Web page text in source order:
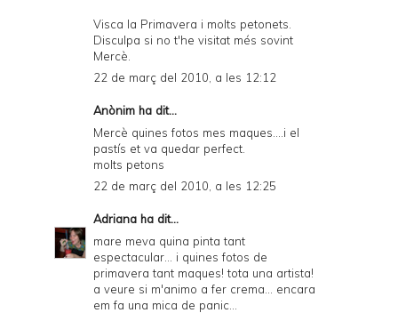
Visca la Primavera i molts petonets.
Disculpa si no t'he visitat més sovint
Mercè.
22 de març del 2010, a les 12:12
Anònim ha dit...
Mercè quines fotos mes maques....i el
pastís et va quedar perfect.
molts petons
22 de març del 2010, a les 12:25
Adriana ha dit...
mare meva quina pinta tant
espectacular... i quines fotos de
primavera tant maques! tota una artista!
a veure si m'animo a fer crema... encara
em fa una mica de panic...